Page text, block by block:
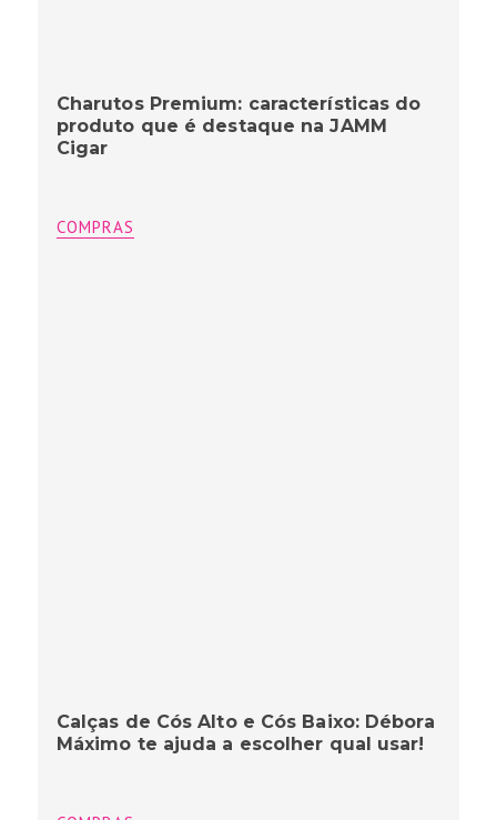
Charutos Premium: características do
produto que é destaque na JAMM
Cigar
COMPRAS
Calças de Cós Alto e Cós Baixo: Débora
Máximo te ajuda a escolher qual usar!